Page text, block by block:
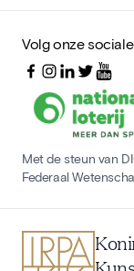
Volg onze
Met de steun van
Federaal